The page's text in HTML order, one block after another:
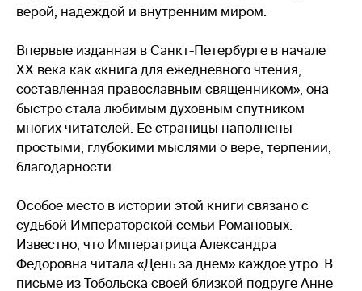
верой, надеждой и внутренним миром.
Впервые изданная в Санкт-Петербурге в начале
XX века как «книга для ежедневного чтения,
составленная православным священником», она
быстро стала любимым духовным спутником
многих читателей. Ее страницы наполнены
простыми, глубокими мыслями о вере, терпении,
благодарности.
Особое место в истории этой книги связано с
судьбой Императорской семьи Романовых.
Известно, что Императрица Александра
Федоровна читала «День за днем» каждое утро. В
письме из Тобольска своей близкой подруге Анне